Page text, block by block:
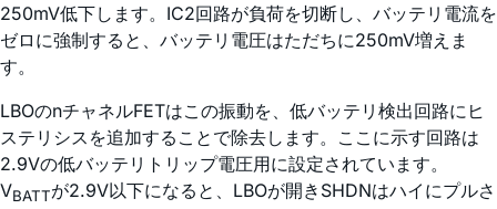
250mV低下します。IC2回路が負荷を切断し、バッテリ電流を
ゼロに強制すると、バッテリ電圧はただちに250mV増えま
す。
LBOのnチャネルFETはこの振動を、低バッテリ検出回路にヒ
ステリシスを追加することで除去します。ここに示す回路は
2.9Vの低バッテリトリップ電圧用に設定されています。
VBATTが2.9V以下になると、LBOが開きSHDNはハイにプルさ